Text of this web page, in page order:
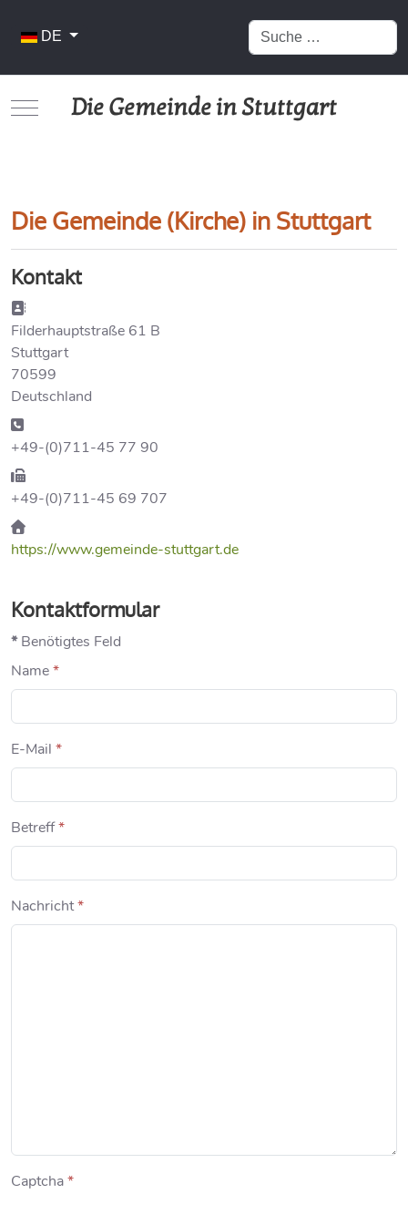
Sprache auswählen
DE
Suchen
Mobile Menu Toggle
Die Gemeinde in Stuttgart
Die Gemeinde (Kirche) in Stuttgart
Kontakt
Adresse:
Filderhauptstraße 61 B
Stuttgart
70599
Deutschland
Telefon:
+49-(0)711-45 77 90
Fax:
+49-(0)711-45 69 707
Website:
https://www.gemeinde-stuttgart.de
Kontaktformular
*Benötigtes Feld
Name*
E-Mail *
Betreff*
Nachricht*
Captcha*